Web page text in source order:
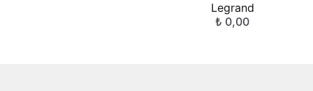
Legrand
₺ 0,00